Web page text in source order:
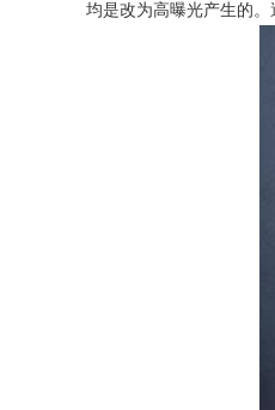
均是改为高曝光产生的